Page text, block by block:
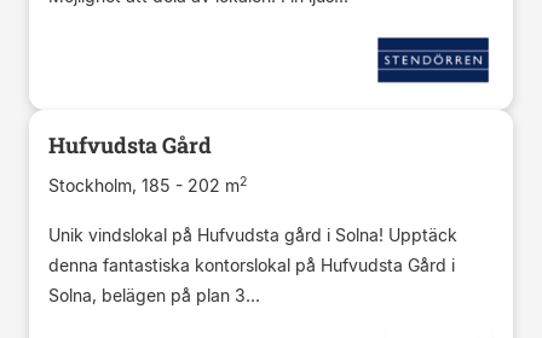
Hufvudsta Gård
Stockholm, 185 - 202 m2
Unik vindslokal på Hufvudsta gård i Solna! Upptäck
denna fantastiska kontorslokal på Hufvudsta Gård i
Solna, belägen på plan 3...